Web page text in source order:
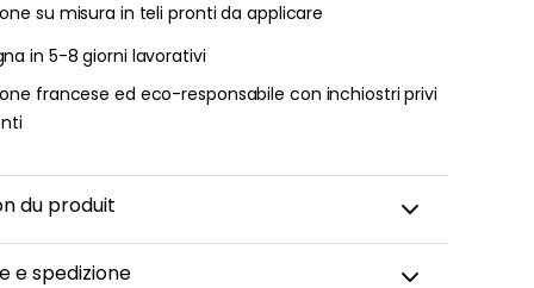
su misura in teli pronti da applicare
in 5-8 giorni lavorativi
francese ed eco-responsabile con inchiostri privi
du produit
e spedizione